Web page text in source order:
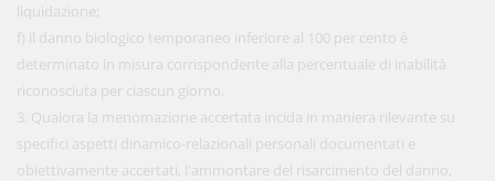
liquidazione;
f) il danno biologico temporaneo inferiore al 100 per cento è
determinato in misura corrispondente alla percentuale di inabilità
riconosciuta per ciascun giorno.
3. Qualora la menomazione accertata incida in maniera rilevante su
specifici aspetti dinamico-relazionali personali documentati e
obiettivamente accertati, l'ammontare del risarcimento del danno,